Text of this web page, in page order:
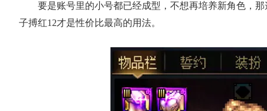
要是账号里的小号都已经成型，不想再培养新角色，
子搏红12才是性价比最高的用法。